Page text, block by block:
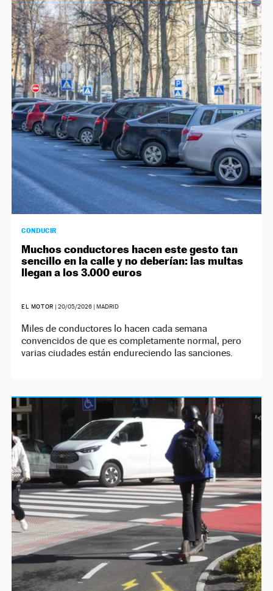
CONDUCIR
Muchos conductores hacen este gesto tan
sencillo en la calle y no deberían: las multas
llegan a los 3.000 euros
EL MOTOR |20/05/2026 | MADRID
Miles de conductores lo hacen cada semana
convencidos de que es completamente normal, pero
varias ciudades están endureciendo las sanciones.